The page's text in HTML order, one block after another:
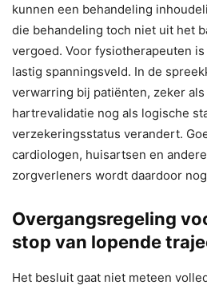
kunnen een behandeling
die behandeling toch niet uit het
vergoed. Voor fysiotherapeuten
lastig spanningsveld. In de
verwarring bij patiënten, zeker
hartrevalidatie nog als logische
verzekeringsstatus verandert.
cardiologen, huisartsen en
zorgverleners wordt daardoor
Overgangsregeling
stop van lopende
Het besluit gaat niet meteen